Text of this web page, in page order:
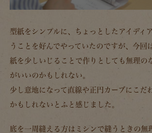
型紙をシンプルに、ちょっとしたアイディ
うことを好んでやっていたのですが、今回
紙を少しいじることで作りとしても無理の
がいいのかもしれない。
少し意地になって直線や正円カーブにこだ
かもしれないとふと感じました。
底を一周縫える方はミシンで縫うときの無